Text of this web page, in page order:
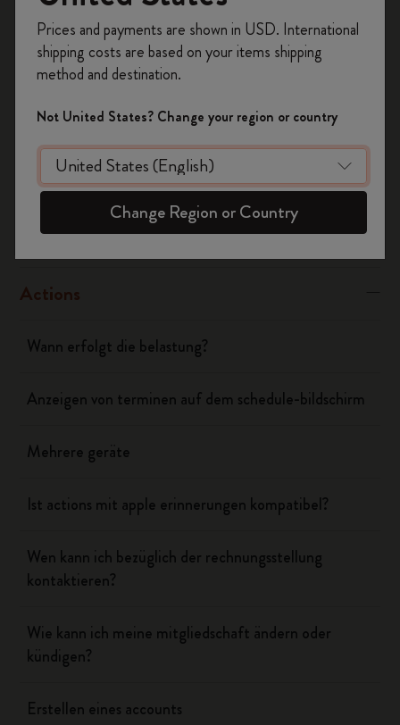
Was this answer helpful?
Ja
Nein
Page camera
Timepage
Actions
Wann erfolgt die belastung?
Anzeigen von terminen auf dem schedule-bildschirm
Mehrere geräte
Ist actions mit apple erinnerungen kompatibel?
Wen kann ich bezüglich der rechnungsstellung
kontaktieren?
Wie kann ich meine mitgliedschaft ändern oder
kündigen?
Erstellen eines accounts
10% Rabatt sowie kostenlosen Versand auf
Ihre erste Bestellungmit dem Code
WELCOME10.
Erstellen Sie ein Moleskine Konto, um Zugang zu
exklusiven Angeboten, Mitgliedervorteilen und
noch mehr Inspiration zu erhalten.
Jetzt registrieren!
Prices and payments are shown in USD. International
shipping costs are based on your items shipping
method and destination.
Not United States? Change your region or country
Change Region or Country